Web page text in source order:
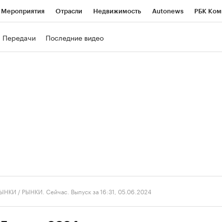
Мероприятия Отрасли Недвижимость Autonews РБК
Передачи Последние видео
/ РЫНКИ. Сейчас. Выпуск за 16:31, 05.06.2024